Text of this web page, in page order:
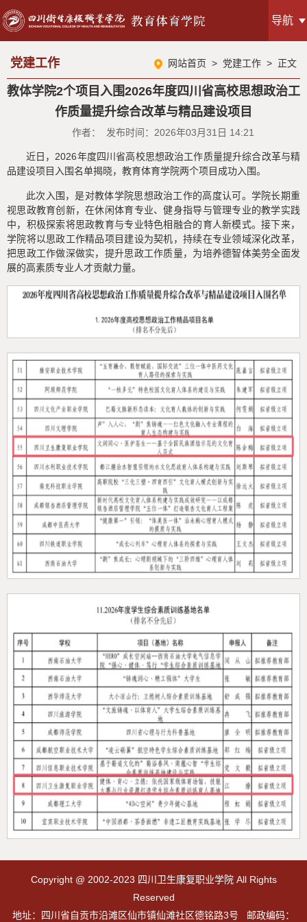
导航
党建工作 网站首页 > 党建工作 > 正文
教体学院2个项目入围2026年度四川省高校思想政治工
作质量提升综合改革与精品建设项目
作者： 发布时间：2026年03月31日 14:21
近日，2026年度四川省高校思想政治工作质量提升综合改革与精
品建设项目入围名单揭晓，教育体育学院两个项目成功入围。
此次入围，是对教体学院思想政治工作的高度认可。学院长期重
视思政教育创新，在休闲体育专业、健身指导与管理专业的教学实践
中，积极探索将思政教育与专业特色相融合的育人新模式。接下来，
学院将以思政工作精品项目建设为契机，持续在专业领域深化改革，
把思政工作做深做实，提升思政工作质量，为培养德智体美劳全面发
展的高素质专业人才贡献力量。
Copyright @ 2002-2023 四川卫生康复职业学院 All Rights
Reserved
地址：四川省自贡市沿滩区仙市镇仙滩社区德铭路3号 邮政编码：